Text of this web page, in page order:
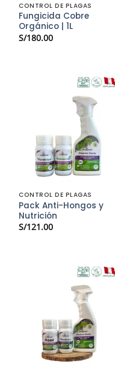
CONTROL DE PLAGAS
Fungicida Cobre
Orgánico | 1L
S/180.00
CONTROL DE PLAGAS
Pack Anti-Hongos y
Nutrición
S/121.00